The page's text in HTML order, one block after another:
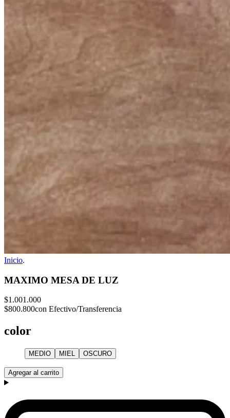
Inicio.
MAXIMO MESA DE LUZ
$1.001.000
$800.800con Efectivo/Transferencia
color
MEDIO MIEL OSCURO
Agregar al carrito